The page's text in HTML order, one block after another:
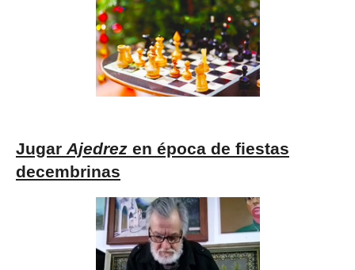
Jugar Ajedrez en época de fiestas
decembrinas